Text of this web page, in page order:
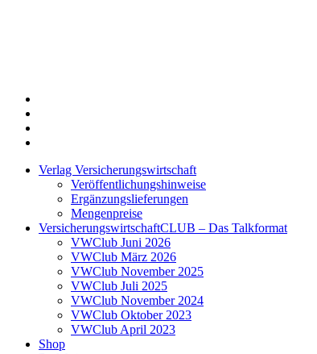
Verlag Versicherungswirtschaft
Veröffentlichungshinweise
Ergänzungslieferungen
Mengenpreise
VersicherungswirtschaftCLUB – Das Talkformat
VWClub Juni 2026
VWClub März 2026
VWClub November 2025
VWClub Juli 2025
VWClub November 2024
VWClub Oktober 2023
VWClub April 2023
Shop